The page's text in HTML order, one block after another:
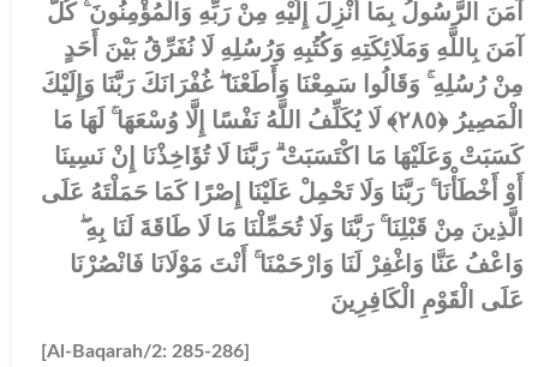
آمَنَ الرَّسُولُ بِمَا أُنْزِلَ إِلَيْهِ مِنْ رَبِّهِ وَالْمُؤْمِنُونَ ۚ كُلٌّ
آمَنَ بِاللَّهِ وَمَلَائِكَتِهِ وَكُتُبِهِ وَرُسُلِهِ لَا نُفَرِّقُ بَيْنَ أَحَدٍ
مِنْ رُسُلِهِ ۚ وَقَالُوا سَمِعْنَا وَأَطَعْنَا ۖ غُفْرَانَكَ رَبَّنَا وَإِلَيْكَ
الْمَصِيرُ ﴿٢٨٥﴾ لَا يُكَلِّفُ اللَّهُ نَفْسًا إِلَّا وُسْعَهَا ۚ لَهَا مَا
كَسَبَتْ وَعَلَيْهَا مَا اكْتَسَبَتْ ۗ رَبَّنَا لَا تُؤَاخِذْنَا إِنْ نَسِينَا
أَوْ أَخْطَأْنَا ۚ رَبَّنَا وَلَا تَحْمِلْ عَلَيْنَا إِصْرًا كَمَا حَمَلْتَهُ عَلَى
الَّذِينَ مِنْ قَبْلِنَا ۚ رَبَّنَا وَلَا تُحَمِّلْنَا مَا لَا طَاقَةَ لَنَا بِهِ ۖ
وَاعْفُ عَنَّا وَاغْفِرْ لَنَا وَارْحَمْنَا ۚ أَنْتَ مَوْلَانَا فَانْصُرْنَا
عَلَى الْقَوْمِ الْكَافِرِينَ
[Al-Baqarah/2: 285-286]